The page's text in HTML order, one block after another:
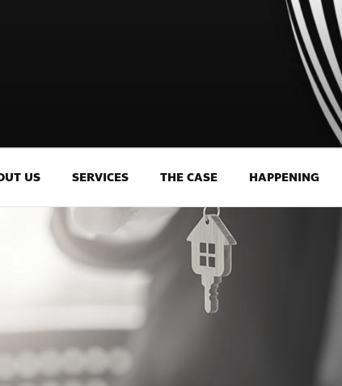
US SERVICES THE CASE HAPPENING